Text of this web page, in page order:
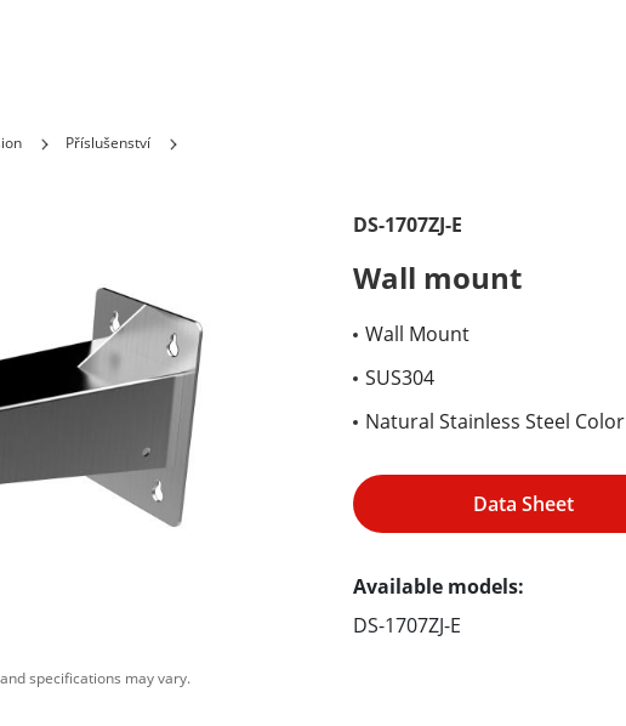
Příslušenství
specifications may vary.
DS-1707ZJ-E
Wall mount
Wall Mount
SUS304
Natural Stainless Steel Color
Data Sheet
Available models:
DS-1707ZJ-E